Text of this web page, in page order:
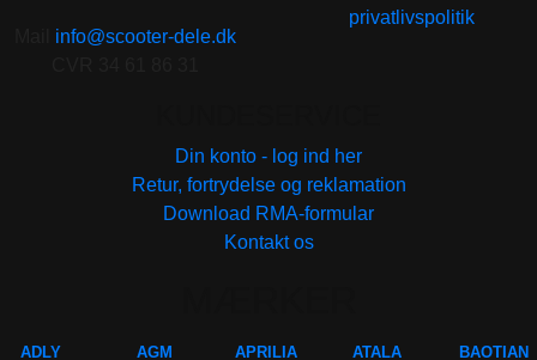
info@scooter-dele.dk
privatlivspolitik
Din konto - log ind her
Retur, fortrydelse og reklamation
Download RMA-formular
Kontakt os
ADLY
AGM
APRILIA
ATALA
BAOTIAN